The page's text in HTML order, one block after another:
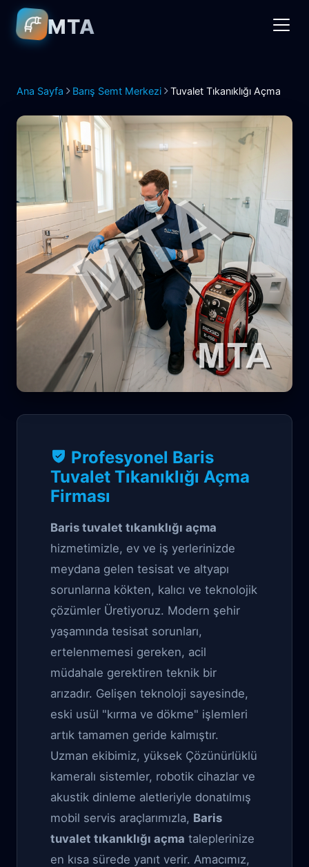
MTA
Ana Sayfa Barış Semt Merkezi Tuvalet Tıkanıklığı Açma
çözüm
Baris Tuvalet
Tıkanıklığı Açma
Profesyonel Baris
Tuvalet Tıkanıklığı Açma
Firması
Baris tuvalet tıkanıklığı açma
hizmetimizle, ev ve iş yerlerinizde
meydana gelen tesisat ve altyapı
sorunlarına kökten, kalıcı ve teknolojik
çözümler Üretiyoruz. Modern şehir
yaşamında tesisat sorunları,
ertelenmemesi gereken, acil
müdahale gerektiren teknik bir
arızadır. Gelişen teknoloji sayesinde,
eski usül "kırma ve dökme" işlemleri
artık tamamen geride kalmıştır.
Uzman ekibimiz, yüksek Çözünürlüklü
kameralı sistemler, robotik cihazlar ve
akustik dinleme aletleriyle donatılmış
mobil servis araçlarımızla, Baris
tuvalet tıkanıklığı açma taleplerinize
en kısa sürede yanıt verir. Amacımız,